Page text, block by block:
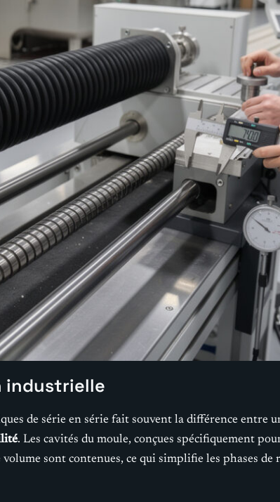
industrielle
de série en série fait souvent la différence
. Les cavités du moule, conçues spécifiquement
sont contenues, ce qui simplifie les phases